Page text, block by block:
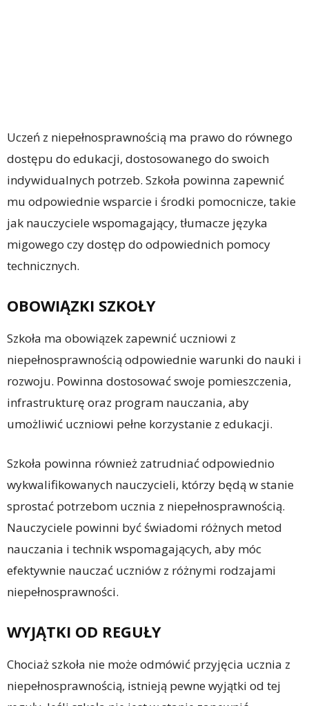
Uczeń z niepełnosprawnością ma prawo do równego
dostępu do edukacji, dostosowanego do swoich
indywidualnych potrzeb. Szkoła powinna zapewnić
mu odpowiednie wsparcie i środki pomocnicze, takie
jak nauczyciele wspomagający, tłumacze języka
migowego czy dostęp do odpowiednich pomocy
technicznych.
OBOWIĄZKI SZKOŁY
Szkoła ma obowiązek zapewnić uczniowi z
niepełnosprawnością odpowiednie warunki do nauki i
rozwoju. Powinna dostosować swoje pomieszczenia,
infrastrukturę oraz program nauczania, aby
umożliwić uczniowi pełne korzystanie z edukacji.
Szkoła powinna również zatrudniać odpowiednio
wykwalifikowanych nauczycieli, którzy będą w stanie
sprostać potrzebom ucznia z niepełnosprawnością.
Nauczyciele powinni być świadomi różnych metod
nauczania i technik wspomagających, aby móc
efektywnie nauczać uczniów z różnymi rodzajami
niepełnosprawności.
WYJĄTKI OD REGUŁY
Chociaż szkoła nie może odmówić przyjęcia ucznia z
niepełnosprawnością, istnieją pewne wyjątki od tej